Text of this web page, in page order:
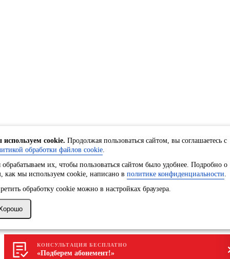
cookie. Продолжая пользоваться сайтом, вы соглашаетесь с
обработки файлов cookie.
их, чтобы пользоваться сайтом было удобнее. Подробно о
как мы используем cookie, написано в политике конфиденциальности.
обработку сookie можно в настройках браузера.
КОНСУЛЬТАЦИЯ БЕСПЛАТНО
«Подберем абонемент!»